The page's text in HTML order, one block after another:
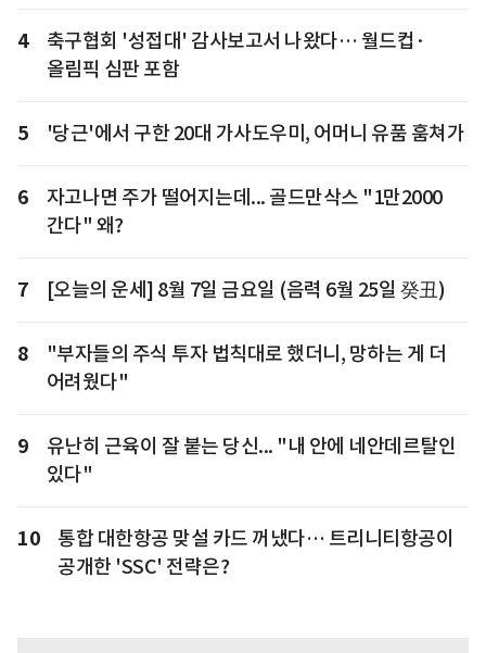
4
축구협회 '성접대' 감사보고서 나왔다… 월드컵·
올림픽 심판 포함
5 '당근'에서 구한 20대 가사도우미, 어머니 유품 훔쳐가
6
자고나면 주가 떨어지는데... 골드만삭스 "1만2000
간다" 왜?
7 [오늘의 운세] 8월 7일 금요일 (음력 6월 25일 癸丑)
8
"부자들의 주식 투자 법칙대로 했더니, 망하는 게 더
어려웠다"
9
유난히 근육이 잘 붙는 당신... "내 안에 네안데르탈인
있다"
10
통합 대한항공 맞설 카드 꺼냈다… 트리니티항공이
공개한 'SSC' 전략은?